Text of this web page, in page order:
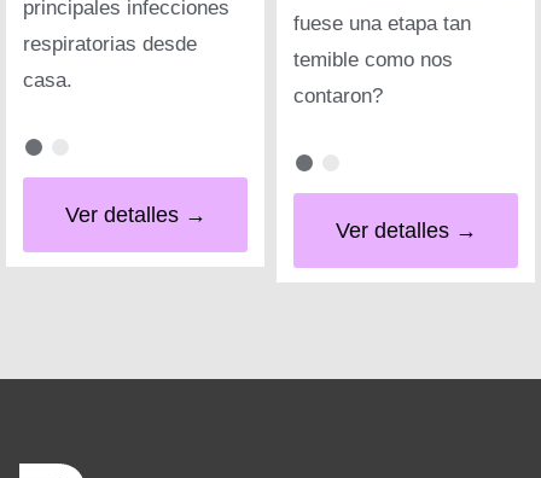
principales infecciones
respiratorias desde
casa.
Ver detalles →
fuese una etapa tan
temible como nos
contaron?
Ver detalles →